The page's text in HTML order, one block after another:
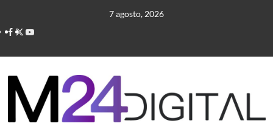
contenido
7 agosto, 2026